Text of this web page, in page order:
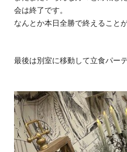
会は終了です。
なんとか本日全勝で終えること
最後は別室に移動して立食パー